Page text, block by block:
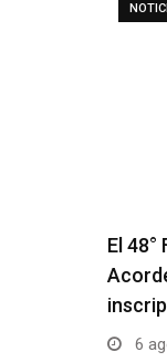
El 48°
6